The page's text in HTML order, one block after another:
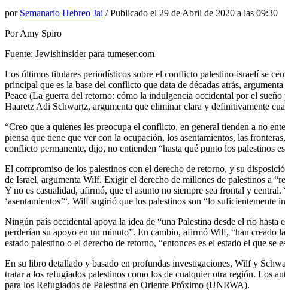
por Semanario Hebreo Jai / Publicado el 29 de Abril de 2020 a las 09:30
Por Amy Spiro
Fuente: Jewishinsider para tumeser.com
Los últimos titulares periodísticos sobre el conflicto palestino-israelí se
principal que es la base del conflicto que data de décadas atrás,
Peace (La guerra del retorno: cómo la indulgencia occidental por el
Haaretz Adi Schwartz, argumenta que eliminar clara y definitivamente
“Creo que a quienes les preocupa el conflicto, en general tienden a no
piensa que tiene que ver con la ocupación, los asentamientos, las
conflicto permanente, dijo, no entienden “hasta qué punto los palestinos
El compromiso de los palestinos con el derecho de retorno, y su
de Israel, argumenta Wilf. Exigir el derecho de millones de palestinos a
Y no es casualidad, afirmó, que el asunto no siempre sea frontal y
‘asentamientos’“. Wilf sugirió que los palestinos son “lo
Ningún país occidental apoya la idea de “una Palestina desde el río
perderían su apoyo en un minuto”. En cambio, afirmó Wilf, “han creado
estado palestino o el derecho de retorno, “entonces es el estado el que se
En su libro detallado y basado en profundas investigaciones, Wilf y
tratar a los refugiados palestinos como los de cualquier otra región. Los
para los Refugiados de Palestina en Oriente Próximo (UNRWA).